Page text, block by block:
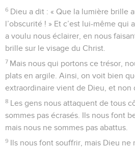
6 Dieu a dit : « Que la lumière brille
l’obscurité ! » Et c’est lui-même
a voulu nous éclairer, en nous
brille sur le visage du Christ.
7 Mais nous qui portons ce trésor,
plats en argile. Ainsi, on voit bien
extraordinaire vient de Dieu, et non
8 Les gens nous attaquent de tous
sommes pas écrasés. Ils nous font
mais nous ne sommes pas abattus.
9 Ils nous font souffrir, mais Dieu ne